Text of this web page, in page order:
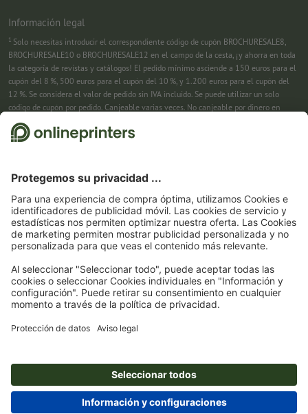
Información legal
1 Solo necesitas introducir el correspondiente código de cupón BROCHURESALE8,
BROCHURESALE10 o BROCHURESALE12 en el campo de la cesta, ¡y ahorra en toda
la categoría de revistas y catálogos! El pedido mínimo asciende a 150 euros para el
cupón del 8 %, 500 euros para el cupón del 10 %, y 1.200 euros para el cupón del
12 %. Se considera el valor de pedido sin IVA incluido. Se puede utilizar un solo
código de cupón por pedido. Canjeable varias veces. No canjeable por dinero en
efectivo. No acumulable con otras promociones. La promoción es válida hasta el
31/08/2026 inclusive.
nuestro boletín. Por supuesto, te puedes dar de baja en cualquier momento. Importe
máximo del descuento: 150 € del valor del pedido (sin IVA). Canjeable sólo una vez.
Sin pedido mínimo. No canjeable por dinero en efectivo. No acumulable con otras
promociones ni códigos de descuento.La validez del cupón es de seis semanas tras
la recepción.
3
cesta, y ahorra en productos seleccionados. Sin pedido mínimo. Canjeable varias
veces. No canjeable por dinero en efectivo. No acumulable con otras promociones.
La promoción es válida hasta el 31/08/2026 inclusive.
productos seleccionados. Sin pedido mínimo. Canjeable varias veces. No canjeable